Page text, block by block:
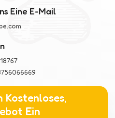
Eine E-Mail
Kostenloses,
Ein